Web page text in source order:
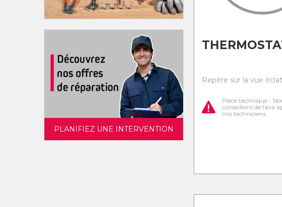
PLANIFIEZ UNE INTERVENTION
Repère sur la vue
Pièce technique -
conseillons de faire
nos techniciens